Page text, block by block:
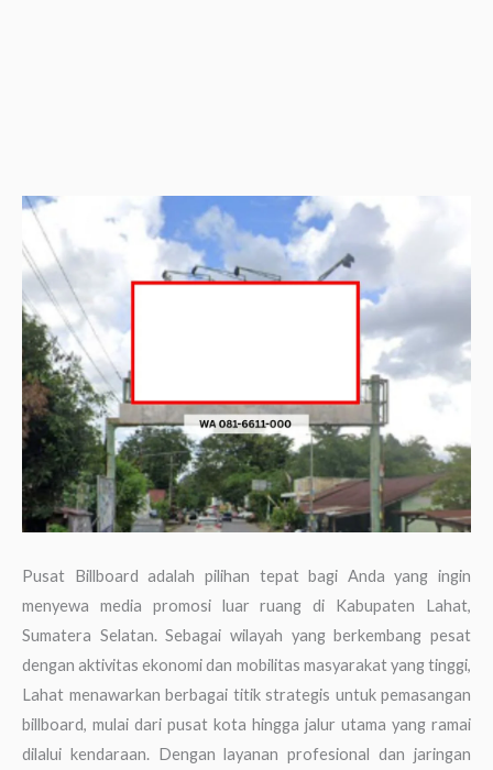
Pusat Billboard adalah pilihan tepat bagi Anda yang ingin
menyewa media promosi luar ruang di Kabupaten Lahat,
Sumatera Selatan. Sebagai wilayah yang berkembang pesat
dengan aktivitas ekonomi dan mobilitas masyarakat yang tinggi,
Lahat menawarkan berbagai titik strategis untuk pemasangan
billboard, mulai dari pusat kota hingga jalur utama yang ramai
dilalui kendaraan. Dengan layanan profesional dan jaringan